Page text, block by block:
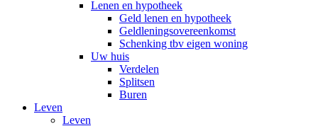
Lenen en hypotheek
Geld lenen en hypotheek
Geldleningsovereenkomst
Schenking tbv eigen woning
Uw huis
Verdelen
Splitsen
Buren
Leven
Leven